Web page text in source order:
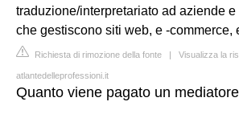
traduzione/interpretariato ad aziende
che gestiscono siti web, e -commerce,
Richiesta di rimozione della fonte | Visualizza la
atlantedelleprofessioni.it
Quanto viene pagato un